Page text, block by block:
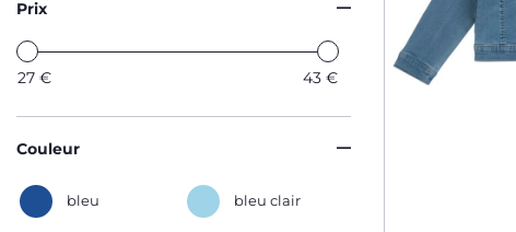
Prix
27 € 43 €
Couleur
bleu bleu clair